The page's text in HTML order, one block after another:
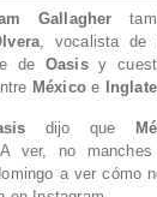
Gallagher
, vocalista de
de Oasis y
México e
dijo que
ver, no
a ver cómo